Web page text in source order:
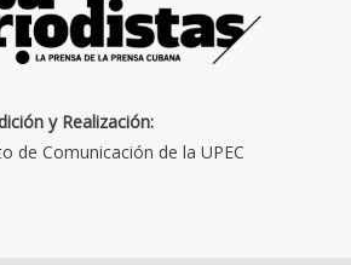
y Realización:
de Comunicación de la UPEC